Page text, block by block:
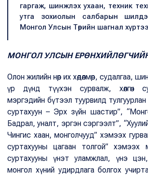
гаргаж, шинжлэх ухаан, техник
утга зохиолын салбарын
Монгол Улсын Төрийн шагнал
МОНГОЛ УЛСЫН
Олон жилийн нөр их хөдөлмөр, судалгаа,
үр дүнд түүхэн сурвалж, хөлгөн
мэргэдийн бүтээл туурвилд
суртахуун – Эрх зүйн шастир”,
Бадрал, уналт, эргэн сэргээлт”,
Чингис хаан, монголчууд” хэмээх
суртахууны цагаан толгой” хэмээх
суртахууны үнэт уламжлал, үнэ
монгол хүний удирдлага болгох